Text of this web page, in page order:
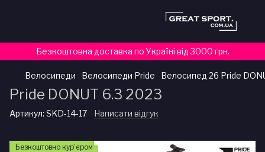
Безкоштовна доставка по Україні від 3000 грн.
Велосипеди Велосипеди Pride Велосипед 26 Pride
Pride DONUT 6.3 2023
Артикул: SKD-14-17 Написати відгук
Безкоштовно кур'єром